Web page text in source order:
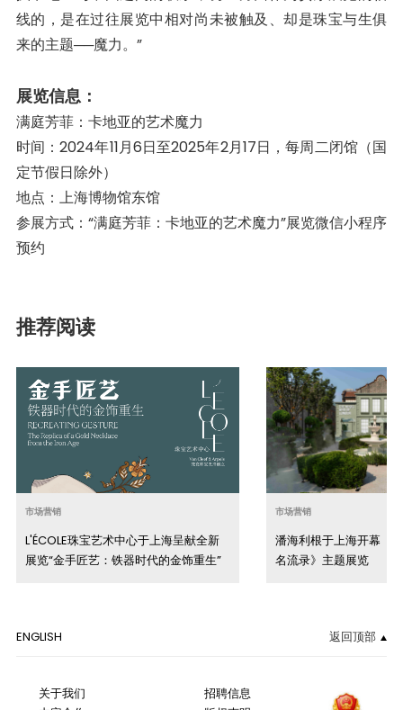
线的，是在过往展览中相对尚未被触及、却是珠宝与生俱
来的主题──魔力。”
展览信息：
满庭芳菲：卡地亚的艺术魔力
时间：2024年11月6日至2025年2月17日，每周二闭馆（国
定节假日除外）
地点：上海博物馆东馆
参展方式：“满庭芳菲：卡地亚的艺术魔力”展览微信小程序
预约
推荐阅读
市场营销
L'ÉCOLE珠宝艺术中心于上海呈献全新
展览“金手匠艺：铁器时代的金饰重生”
市场营销
潘海利根于上海开幕《
名流录》主题展览
ENGLISH 返回顶部
关于我们
招聘信息